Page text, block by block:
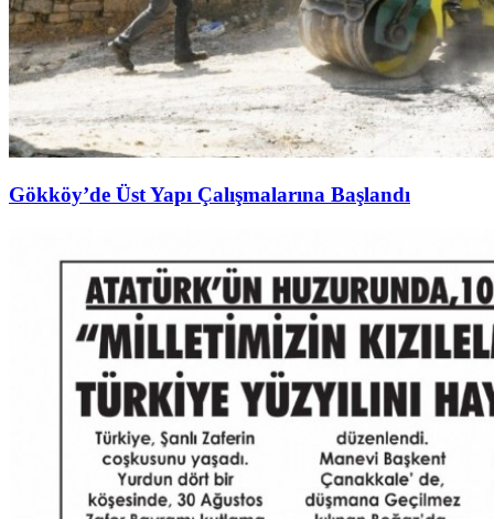
Gökköy’de Üst Yapı Çalışmalarına Başlandı